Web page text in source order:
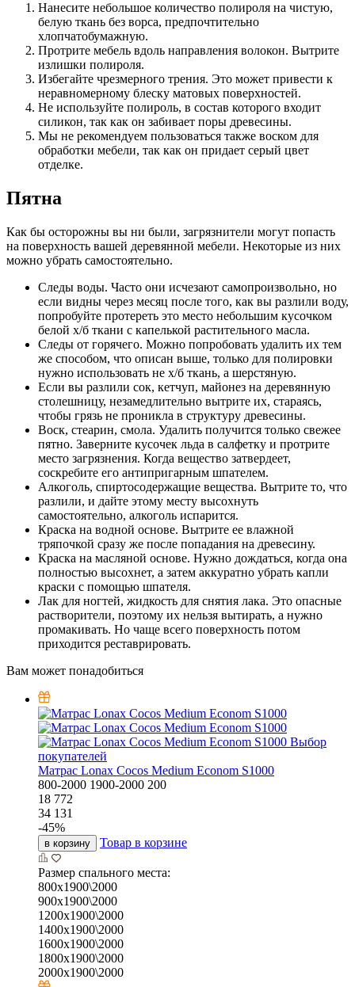
Нанесите небольшое количество полироля на чистую,
белую ткань без ворса, предпочтительно
хлопчатобумажную.
Протрите мебель вдоль направления волокон. Вытрите
излишки полироля.
Избегайте чрезмерного трения. Это может привести к
неравномерному блеску матовых поверхностей.
Не используйте полироль, в состав которого входит
силикон, так как он забивает поры древесины.
Мы не рекомендуем пользоваться также воском для
обработки мебели, так как он придает серый цвет
отделке.
Пятна
Как бы осторожны вы ни были, загрязнители могут попасть
на поверхность вашей деревянной мебели. Некоторые из них
можно убрать самостоятельно.
Следы воды. Часто они исчезают самопроизвольно, но
если видны через месяц после того, как вы разлили воду,
попробуйте протереть это место небольшим кусочком
белой х/б ткани с капелькой растительного масла.
Следы от горячего. Можно попробовать удалить их тем
же способом, что описан выше, только для полировки
нужно использовать не х/б ткань, а шерстяную.
Если вы разлили сок, кетчуп, майонез на деревянную
столешницу, незамедлительно вытрите их, стараясь,
чтобы грязь не проникла в структуру древесины.
Воск, стеарин, смола. Удалить получится только свежее
пятно. Заверните кусочек льда в салфетку и протрите
место загрязнения. Когда вещество затвердеет,
соскребите его антипригарным шпателем.
Алкоголь, спиртосодержащие вещества. Вытрите то, что
разлили, и дайте этому месту высохнуть
самостоятельно, алкоголь испарится.
Краска на водной основе. Вытрите ее влажной
тряпочкой сразу же после попадания на древесину.
Краска на масляной основе. Нужно дождаться, когда она
полностью высохнет, а затем аккуратно убрать капли
краски с помощью шпателя.
Лак для ногтей, жидкость для снятия лака. Это опасные
растворители, поэтому их нельзя вытирать, а нужно
промакивать. Но чаще всего поверхность потом
приходится реставрировать.
Вам может понадобиться
Выбор
покупателей
Матрас Lonax Cocos Medium Econom S1000
800-2000 1900-2000 200
18 772
34 131
-45%
в корзину Товар в корзине
Размер спального места:
800х1900\2000
900х1900\2000
1200х1900\2000
1400х1900\2000
1600х1900\2000
1800х1900\2000
2000х1900\2000